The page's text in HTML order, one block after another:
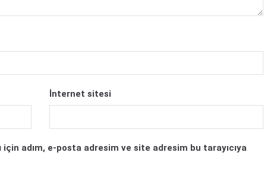
İnternet sitesi
için adım, e-posta adresim ve site adresim bu tarayıcıya